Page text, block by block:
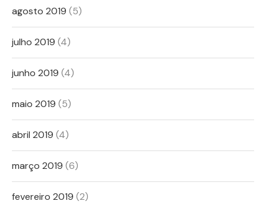
agosto 2019 (5)
julho 2019 (4)
junho 2019 (4)
maio 2019 (5)
abril 2019 (4)
março 2019 (6)
fevereiro 2019 (2)